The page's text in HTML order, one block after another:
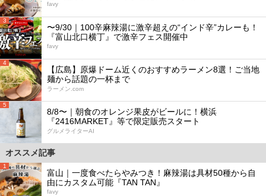
favy
3
〜9/30｜100辛麻辣湯に激辛超えの“インド辛”カレーも！
『富山北口横丁』で激辛フェス開催中
favy
4
【広島】原爆ドーム近くのおすすめラーメン8選！ご当地
麺から話題の一杯まで
ラーメン.com
5
8/8〜｜朝食のオレンジ果皮がビールに！横浜
『2416MARKET』等で限定販売スタート
グルメライターAI
オススメ記事
1
富山｜一度食べたらやみつき！麻辣湯は具材50種から自
由にカスタム可能『TAN TAN』
favy